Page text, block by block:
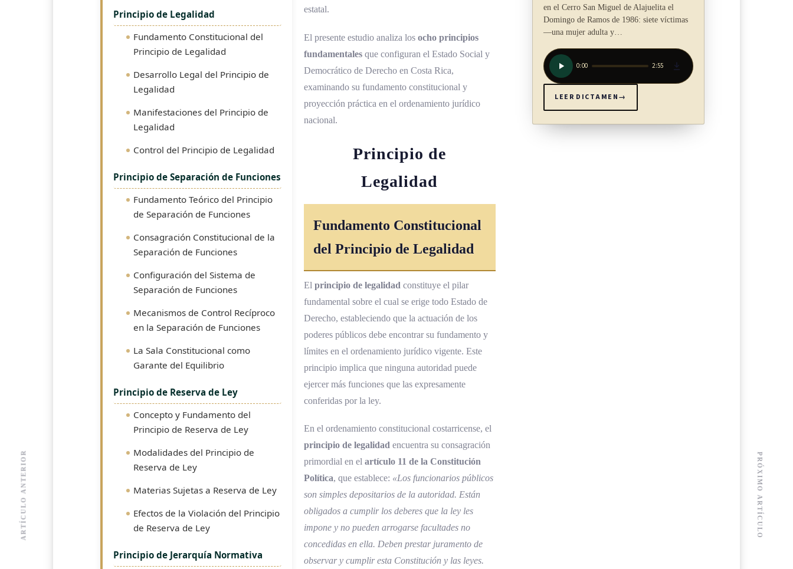
Principio de Legalidad
Fundamento Constitucional del
Principio de Legalidad
Desarrollo Legal del Principio de
Legalidad
Manifestaciones del Principio de
Legalidad
Control del Principio de Legalidad
Principio de Separación de Funciones
Fundamento Teórico del Principio
de Separación de Funciones
Consagración Constitucional de la
Separación de Funciones
Configuración del Sistema de
Separación de Funciones
Mecanismos de Control Recíproco
en la Separación de Funciones
La Sala Constitucional como
Garante del Equilibrio
Principio de Reserva de Ley
Concepto y Fundamento del
Principio de Reserva de Ley
Modalidades del Principio de
Reserva de Ley
Materias Sujetas a Reserva de Ley
Efectos de la Violación del Principio
de Reserva de Ley
Principio de Jerarquía Normativa
estatal.
El presente estudio analiza los ocho principios
fundamentalesque configuran el Estado Social y
Democrático de Derecho en Costa Rica,
examinando su fundamento constitucional y
proyección práctica en el ordenamiento jurídico
nacional.
Principio de
Legalidad
Fundamento Constitucional
del Principio de Legalidad
El principio de legalidad constituye el pilar
fundamental sobre el cual se erige todo Estado de
Derecho, estableciendo que la actuación de los
poderes públicos debe encontrar su fundamento y
límites en el ordenamiento jurídico vigente. Este
principio implica que ninguna autoridad puede
ejercer más funciones que las expresamente
conferidas por la ley.
En el ordenamiento constitucional costarricense, el
principio de legalidad encuentra su consagración
primordial en el artículo 11 de la Constitución
Política, que establece: «Los funcionarios públicos
son simples depositarios de la autoridad. Están
obligados a cumplir los deberes que la ley les
impone y no pueden arrogarse facultades no
concedidas en ella. Deben prestar juramento de
observar y cumplir esta Constitución y las leyes.
ARTÍCULO ANTERIOR PRÓXIMO ARTÍCULO
en el Cerro San Miguel de Alajuelita el
Domingo de Ramos de 1986: siete víctimas
—una mujer adulta y…
0:00 2:55
LEER DICTAMEN→